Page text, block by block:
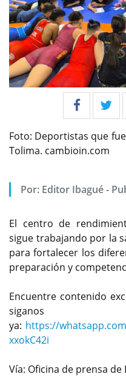
Foto: Deportistas que
Tolima. cambioin.com
Por: Editor Ibagué-
El centro de
sigue trabajando por la
para fortalecer los
preparación y
Encuentre contenido
siganos
ya: https://
xxokC42i
Vía: Oficina de prensa